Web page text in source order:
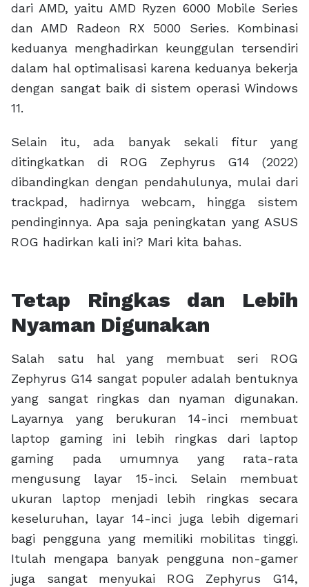
dari AMD, yaitu AMD Ryzen 6000 Mobile Series
dan AMD Radeon RX 5000 Series. Kombinasi
keduanya menghadirkan keunggulan tersendiri
dalam hal optimalisasi karena keduanya bekerja
dengan sangat baik di sistem operasi Windows
11.
Selain itu, ada banyak sekali fitur yang
ditingkatkan di ROG Zephyrus G14 (2022)
dibandingkan dengan pendahulunya, mulai dari
trackpad, hadirnya webcam, hingga sistem
pendinginnya. Apa saja peningkatan yang ASUS
ROG hadirkan kali ini? Mari kita bahas.
Tetap Ringkas dan Lebih
Nyaman Digunakan
Salah satu hal yang membuat seri ROG
Zephyrus G14 sangat populer adalah bentuknya
yang sangat ringkas dan nyaman digunakan.
Layarnya yang berukuran 14-inci membuat
laptop gaming ini lebih ringkas dari laptop
gaming pada umumnya yang rata-rata
mengusung layar 15-inci. Selain membuat
ukuran laptop menjadi lebih ringkas secara
keseluruhan, layar 14-inci juga lebih digemari
bagi pengguna yang memiliki mobilitas tinggi.
Itulah mengapa banyak pengguna non-gamer
juga sangat menyukai ROG Zephyrus G14,